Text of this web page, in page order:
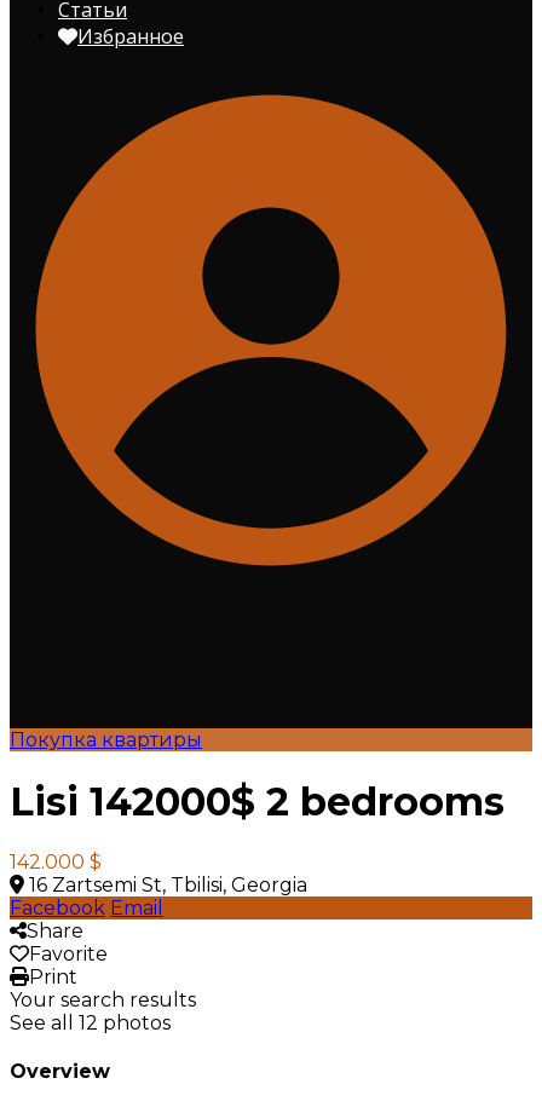
Статьи
Избранное
Покупка квартиры
Lisi 142000$ 2 bedrooms
142.000 $
16 Zartsemi St, Tbilisi, Georgia
Facebook Email
Share
Favorite
Print
Your search results
See all 12 photos
Overview